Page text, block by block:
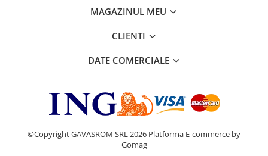
MAGAZINUL MEU
CLIENTI
DATE COMERCIALE
©Copyright GAVASROM SRL 2026 Platforma E-commerce by
Gomag